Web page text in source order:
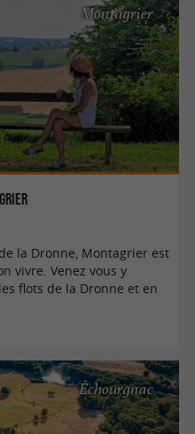
Montagrier
la Dronne, Montagrier est
vivre. Venez vous y
flots de la Dronne et en
Échourgnac